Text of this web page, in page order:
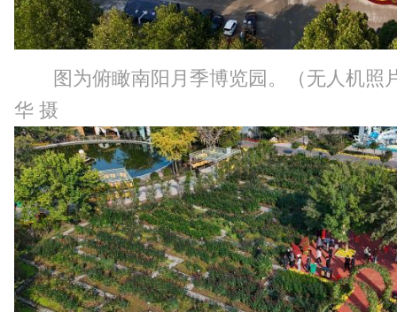
图为俯瞰南阳月季博览园。（无人机照
华 摄